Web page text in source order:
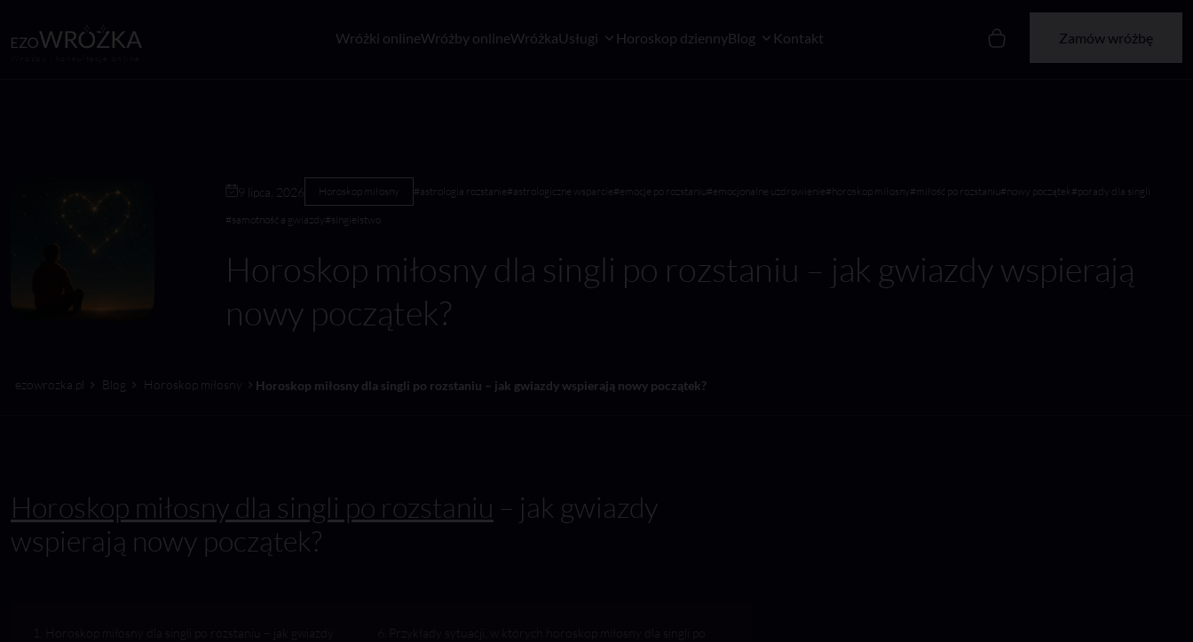
Wróżki onlineWróżby onlineWróżkaUsługi Horoskop dziennyBlog Kontakt Zamów wróżbę
9 lipca, 2026 Horoskop miłosny #astrologia rozstanie#astrologiczne wsparcie#emocje po rozstaniu #emocjonalne uzdrowienie#horoskop miłosny #miłość po rozstaniu #nowy początek #porady dla singli
#samotność a gwiazdy #singielstwo
Horoskop miłosny dla singli po rozstaniu – jak gwiazdy wspierają
nowy początek?
ezowrozka.pl Blog Horoskop miłosny Horoskop miłosny dla singli po rozstaniu – jak gwiazdy wspierają nowy początek?
Horoskop miłosny dla singli po rozstaniu – jak gwiazdy
wspierają nowy początek?